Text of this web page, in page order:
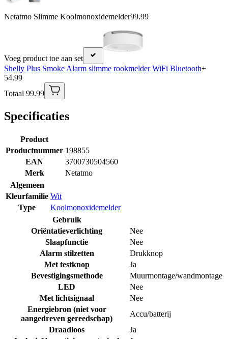
Netatmo Slimme Koolmonoxidemelder99.99
Voeg product toe aan set
Shelly Plus Smoke Alarm slimme rookmelder WiFi Bluetooth+
54.99
Totaal 99.99
Specificaties
Product
Productnummer 198855
EAN
3700730504560
Merk
Netatmo
Algemeen
Kleurfamilie Wit
Type
Koolmonoxidemelder
Gebruik
Oriëntatieverlichting
Nee
Slaapfunctie
Nee
Alarm stilzetten
Drukknop
Met testknop
Ja
Bevestigingsmethode
Muurmontage/wandmontage
LED
Nee
Met lichtsignaal
Nee
Energiebron (niet voor
aangedreven gereedschap)
Accu/batterij
Draadloos
Ja